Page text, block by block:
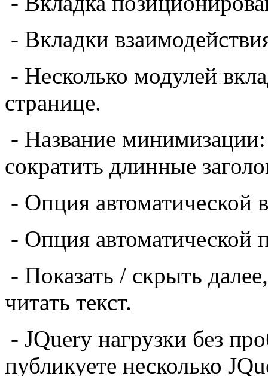
- Вкладки
- Несколько модулей
странице.
- Название минимизации:
сократить длинные
- Опция автоматической
- Опция автоматической
- Показать / скрыть далее
читать текст.
- JQuery нагрузки без
публикуете несколько